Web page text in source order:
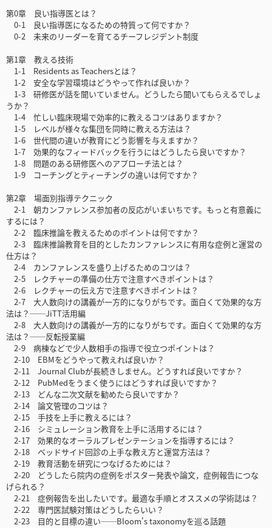
第0章 良い指導医とは？
0-1 良い指導医になるための特質って何ですか？
0-2 未来のリーダーを育てるチーフレジデント制度
第1章 教える技術
1-1 Residents as Teachersとは？
1-2 安全な学習環境はどうやって作れば良いか？
1-3 研修医が話を聞いていません。どうしたら聞いてもらえるでしょ
うか？
1-4 忙しい臨床現場で効率的に教えるコツはありますか？
1-5 レベルが様々な集団を同時に教える方法は？
1-6 世代間の違いが教育にどう影響を与えますか？
1-7 効果的なフィードバックを行うにはどうしたら良いですか？
1-8 問題のある研修医へのアプローチ法とは？
1-9 コーチングとティーチングの違いは何ですか？
第2章 場面別指導テクニック
2-1 朝カンファレンス参加者の反応がいまいちです。もっと有意義に
するには？
2-2 臨床推論を教えるためのポイントは何ですか？
2-3 臨床推論教育を目的としたカンファレンスに有用な症例と運営の
仕方は？
2-4 カンファレンスを盛り上げるためのコツは？
2-5 レクチャーの準備の仕方で注意すべきポイントは？
2-6 レクチャーの伝え方で注意すべきポイントは？
2-7 大人数向けの講義が一方的になりがちです。面白くて効果的な方
法は？──JiTT活用編
2-8 大人数向けの講義が一方的になりがちです。面白くて効果的な方
法は？──反転授業編
2-9 病棟などで少人数相手の指導で役立つポイントは？
2-10 EBMをどうやって教えれば良いか？
2-11 Journal Clubが長続きしません。どうすれば良いですか？
2-12 PubMedをうまく使うにはどうすれば良いですか？
2-13 どんな二次文献を勧めたら良いですか？
2-14 論文管理のコツは？
2-15 手技を上手に教えるには？
2-16 シミュレーション教育を上手に活用するには？
2-17 効果的なオーラルプレゼンテーションを指導するには？
2-18 ベッドサイド回診の上手な教え方と運営方法は？
2-19 教育活動を研究につなげるためには？
2-20 どうしたら院内の症例をポスター発表や論文，症例報告につな
げられる？
2-21 症例報告を出したいです。最適な手順とオススメの学術誌は？
2-22 専門医試験対策はどうしたらいい？
2-23 目的と目標の違い──Bloom's taxonomyを巡る話題